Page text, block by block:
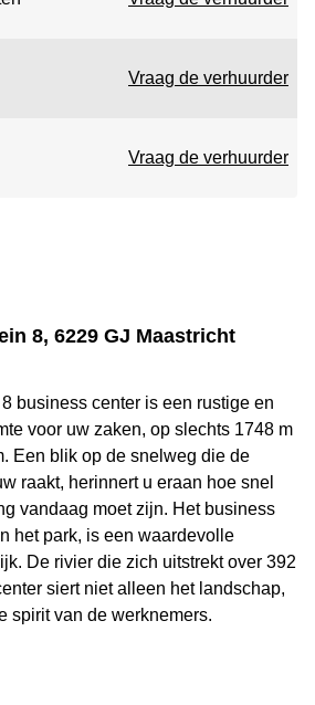
Vraag de verhuurder
Vraag de verhuurder
8, 6229 GJ Maastricht
business center is een rustige en
voor uw zaken, op slechts 1748 m
Een blik op de snelweg die de
raakt, herinnert u eraan hoe snel
vandaag moet zijn. Het business
het park, is een waardevolle
De rivier die zich uitstrekt over 392
siert niet alleen het landschap,
spirit van de werknemers.